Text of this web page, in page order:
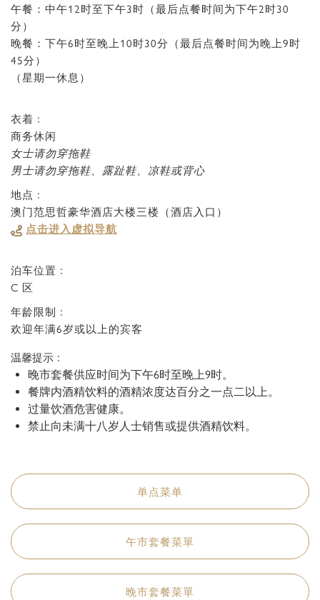
午餐：中午12时至下午3时（最后点餐时间为下午2时30
分）
晚餐：下午6时至晚上10时30分（最后点餐时间为晚上9时
45分）
（星期一休息）
衣着﹕
商务休闲
女士请勿穿拖鞋
男士请勿穿拖鞋、露趾鞋、凉鞋或背心
地点﹕
澳门范思哲豪华酒店大楼三楼（酒店入口）
点击进入虚拟导航
泊车位置﹕
C 区
年龄限制﹕
欢迎年满6岁或以上的宾客
温馨提示﹕
晚市套餐供应时间为下午6时至晚上9时。
餐牌内酒精饮料的酒精浓度达百分之一点二以上。
过量饮酒危害健康。
禁止向未满十八岁人士销售或提供酒精饮料。
单点菜单
午市套餐菜單
晚市套餐菜單